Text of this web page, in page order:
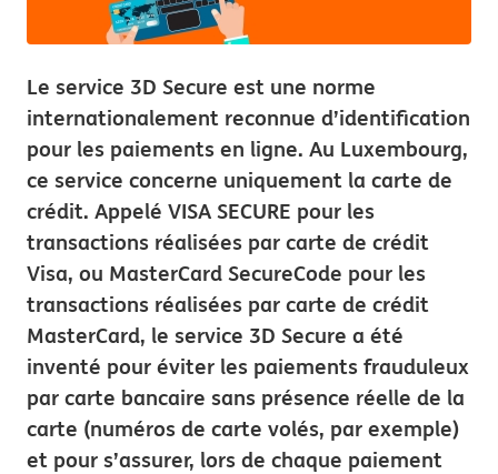
Le service 3D Secure est une norme
internationalement reconnue d’identification
pour les paiements en ligne. Au Luxembourg,
ce service concerne uniquement la carte de
crédit. Appelé VISA SECURE pour les
transactions réalisées par carte de crédit
Visa, ou MasterCard SecureCode pour les
transactions réalisées par carte de crédit
MasterCard, le service 3D Secure a été
inventé pour éviter les paiements frauduleux
par carte bancaire sans présence réelle de la
carte (numéros de carte volés, par exemple)
et pour s’assurer, lors de chaque paiement